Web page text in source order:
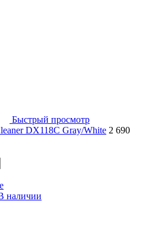
Быстрый просмотр
DX118C Gray/White 2 690
наличии